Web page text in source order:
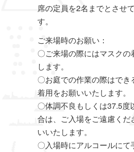
席の定員を2名までとさせ
す。
ご来場時のお願い：
〇ご来場の際にはマスクの
します。
〇お庭での作業の際はで
着用をお願いいたします。
〇体調不良もしくは37.5度
合は、ご入場をご遠慮くだ
いいたします。
〇入場時にアルコールにて